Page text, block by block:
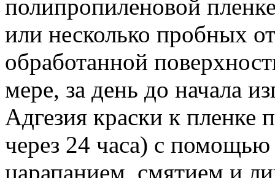
полипропиленовой
или несколько пробных
обработанной
мере, за день до начала
Адгезия краски к пленке
через 24 часа) с
царапанием, смятием и